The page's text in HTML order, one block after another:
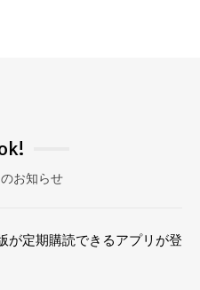
お知らせ
が定期購読できるアプリが登